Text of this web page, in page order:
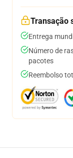
Transação
Entrega
Número de
pacotes
Reembolso